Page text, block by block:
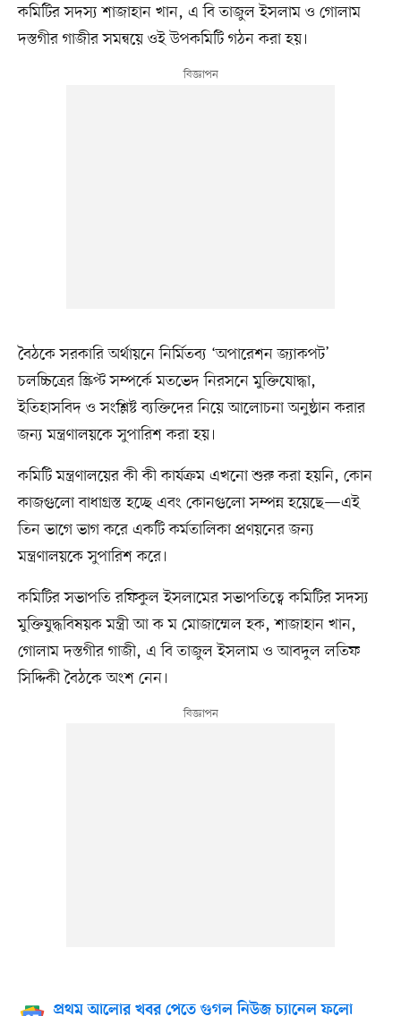
কমিটির সদস্য শাজাহান খান, এ বি তাজুল ইসলাম ও গোলাম
দস্তগীর গাজীর সমন্বয়ে ওই উপকমিটি গঠন করা হয়।
বৈঠকে সরকারি অর্থায়নে নির্মিতব্য ‘অপারেশন জ্যাকপট’
চলচ্চিত্রের স্ক্রিপ্ট সম্পর্কে মতভেদ নিরসনে মুক্তিযোদ্ধা,
ইতিহাসবিদ ও সংশ্লিষ্ট ব্যক্তিদের নিয়ে আলোচনা অনুষ্ঠান করার
জন্য মন্ত্রণালয়কে সুপারিশ করা হয়।
কমিটি মন্ত্রণালয়ের কী কী কার্যক্রম এখনো শুরু করা হয়নি, কোন
কাজগুলো বাধাগ্রস্ত হচ্ছে এবং কোনগুলো সম্পন্ন হয়েছে—এই
তিন ভাগে ভাগ করে একটি কর্মতালিকা প্রণয়নের জন্য
মন্ত্রণালয়কে সুপারিশ করে।
কমিটির সভাপতি রফিকুল ইসলামের সভাপতিত্বে কমিটির সদস্য
মুক্তিযুদ্ধবিষয়ক মন্ত্রী আ ক ম মোজাম্মেল হক, শাজাহান খান,
গোলাম দস্তগীর গাজী, এ বি তাজুল ইসলাম ও আবদুল লতিফ
সিদ্দিকী বৈঠকে অংশ নেন।
প্রথম আলোর খবর পেতে গুগল নিউজ চ্যানেল ফলো